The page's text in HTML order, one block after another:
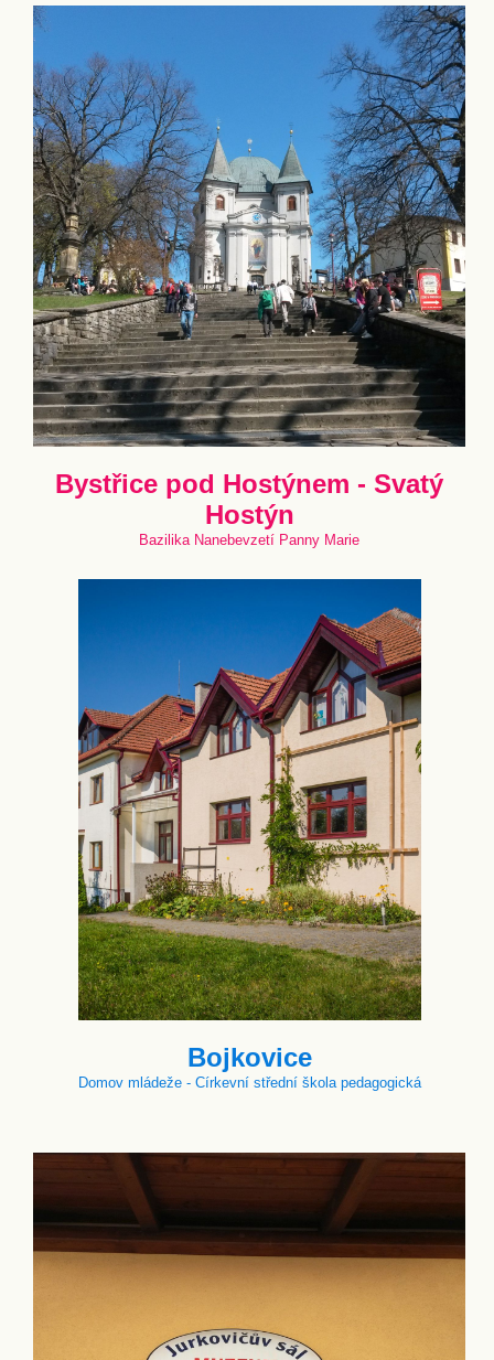
Bystřice pod Hostýnem - Svatý
Hostýn
Bazilika Nanebevzetí Panny Marie
Bojkovice
Domov mládeže - Církevní střední škola pedagogická